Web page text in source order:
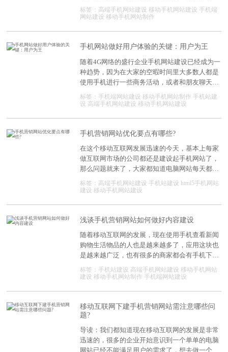
趋势的加强，移动端流量获取成为了网站的重中
之重。 那最近有很多的客户过来问小编营销型手
做好，现在主流的数据提交方式共有以下三种
标签： 高端手机网站建设 移动手机网站建设 手机端
网站建设 移动手机网站制作
手机网站做好用户体验的关键：用户为王
随着4G网络的盛行企业手机网站建设已经成为一
种趋势，因为在大家的空暇时间里大多数人都是
使用手机进行一些商务活动，或者和朋友聊天等
等，这让很多的企业意识到互联网的流量开始逐
渐向移动端倾斜，那这时候我们就需要去重视移
公司和站在不知道手机网站应该怎么建才能符合
小编就来为大家说说如何去做好手机网站的用户
体验呢?
标签： 手机端网站建设 移动手机网站制作 手机站建
设 高端手机网站建设 移动手机网站建设
手机营销网站优化要点有哪些?
在这个移动互联网发展迅速的今天，基本上每家
做互联网市场的公司都还是建设起手机网站了，
那么问题就来了，大家都知道电脑网站每天都是
会有人去做优化工作的，而手机网站却很少有去
做优化，说到底就是大家不知道怎么去做移动端
些事项。
标签： 高端手机网站建设 手机站建设 html5手机网站
建设 移动手机网站建设
浅谈手机营销网站如何做好内容建设
随着移动互联网的发展，现在使用手机查看新闻
购物生活物品的人也是越来越多了，应用这块也
是越来越广泛，也有很多的商家都会有手机下单
更优惠的活动，这样大大的鼓励了很多的网民使
用手机去购物了，也在一定程度上推动了移动互
企业都明白手机网站建设领域将会为企业公司带
来巨大的利益。从内容建设上来说，一个优秀的
企业手机网站需要具备以下基本内容。
标签： 手机站建设 高端手机网站建设 移动手机网站
建设 移动手机网站制作 手机端网站建设
移动互联网下建手机营销网站需注意哪些问
题?
导读：我们都知道现在移动互联网的发展是非常
迅速的，很多的企业开始意识到一个单单的电脑
网站已经不能满足用户的需求了，想去做一个适